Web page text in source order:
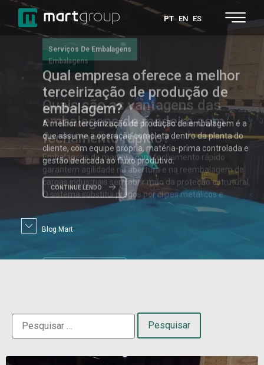
PT EN ES
Embalagens
Quaissão as vantagens das
embalagens de madeira com
fechamento rápido?
Embalagens de madeira com fechamento rápido
garantem agilidade na abertura e na reembalagem de
cargas industriais sem abrir mão da proteção estrutural.
O sistema substitui pregos por clipes metálicos e
Blog Mart